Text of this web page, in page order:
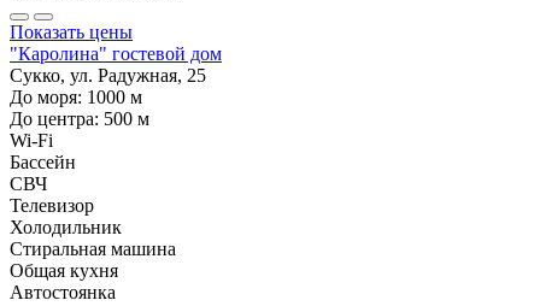
Показать цены
"Каролина" гостевой дом
Сукко, ул. Радужная, 25
До моря: 1000 м
До центра: 500 м
Wi-Fi
Бассейн
СВЧ
Телевизор
Холодильник
Стиральная машина
Общая кухня
Автостоянка